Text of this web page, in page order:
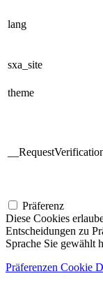
lang
sxa_site
theme
Präferenz
Diese Cookies
Entscheidungen zu
Sprache Sie gewählt
Präferenzen Cookie